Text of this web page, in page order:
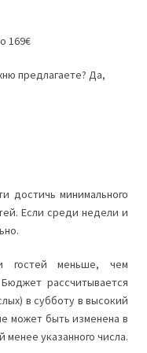
169€
предлагаете? Да,
достичь минимального
Если среди недели и
гостей меньше, чем
рассчитывается
в субботу в высокий
может быть изменена в
менее указанного числа.